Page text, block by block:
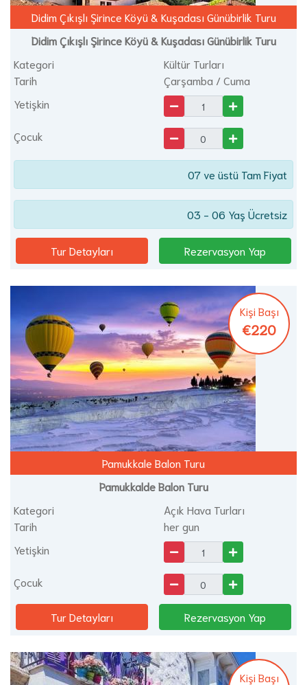
Didim Çıkışlı Şirince Köyü & Kuşadası Günübirlik Turu
Didim Çıkışlı Şirince Köyü & Kuşadası Günübirlik Turu
Kategori
Kültür Turları
Tarih
Çarşamba / Cuma
Yetişkin
Çocuk
07 ve üstü Tam Fiyat
03 - 06 Yaş Ücretsiz
Tur Detayları Rezervasyon Yap
Pamukkale Balon Turu
Pamukkalde Balon Turu
Kişi Başı
€220
Kategori
Açık Hava Turları
Tarih
her gun
Yetişkin
Çocuk
Tur Detayları Rezervasyon Yap
Kişi Başı